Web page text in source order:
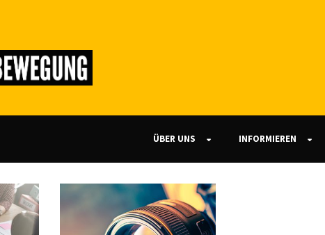
ÜBER UNS INFORMIEREN